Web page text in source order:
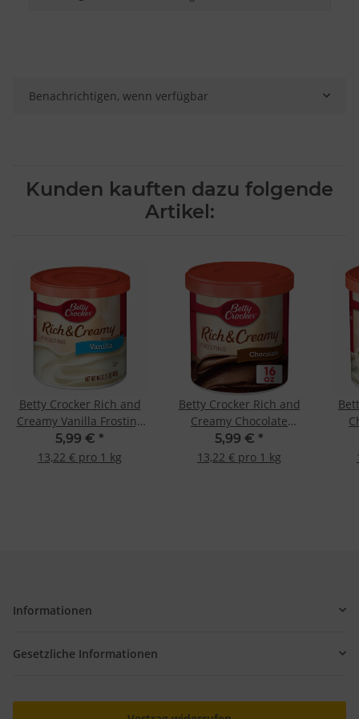
Benachrichtigen, wenn verfügbar
Kunden kauften dazu folgende
Artikel:
Betty Crocker Rich and
Creamy Vanilla Frosting
453g
5,99 € *
13,22 € pro 1 kg
Betty Crocker Rich and
Creamy Chocolate
Frosting 453g
5,99 € *
13,22 € pro 1 kg
Informationen
Gesetzliche Informationen
Besondere Features: